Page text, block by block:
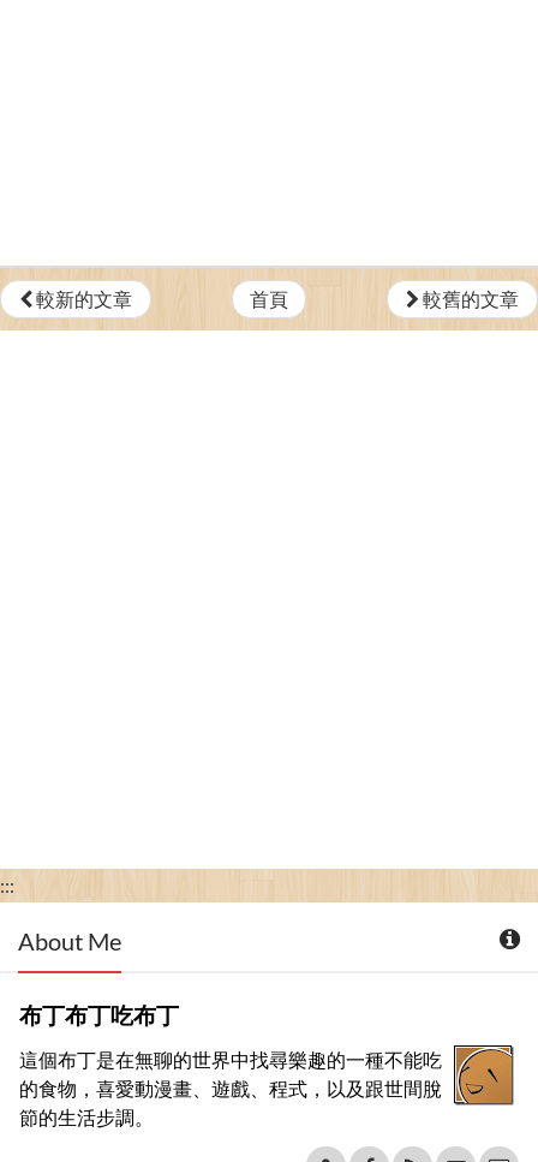
較新的文章 首頁 較舊的文章
:::
About Me
布丁布丁吃布丁
這個布丁是在無聊的世界中找尋樂趣的一種不能吃
的食物，喜愛動漫畫、遊戲、程式，以及跟世間脫
節的生活步調。